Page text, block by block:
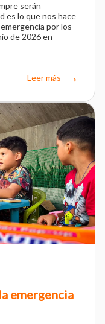
serán
es lo que nos hace
por los
de 2026 en
Leer más
emergencia